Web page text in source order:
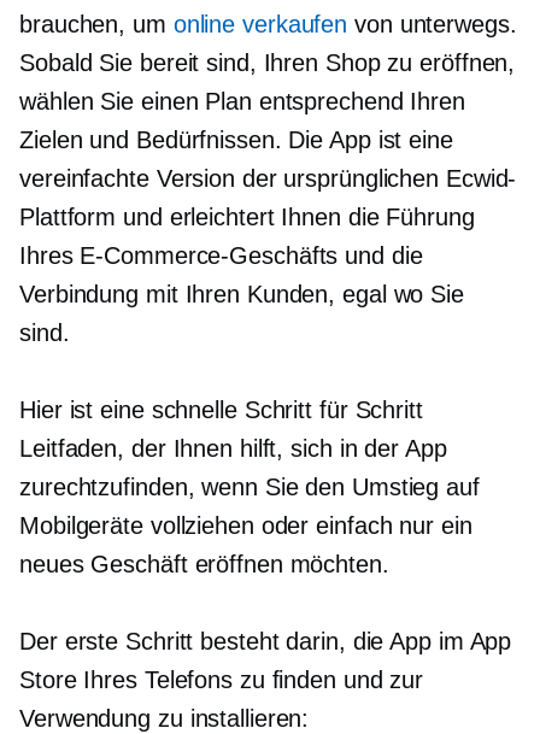
brauchen, um online verkaufen von unterwegs.
Sobald Sie bereit sind, Ihren Shop zu eröffnen,
wählen Sie einen Plan entsprechend Ihren
Zielen und Bedürfnissen. Die App ist eine
vereinfachte Version der ursprünglichen Ecwid-
Plattform und erleichtert Ihnen die Führung
Ihres E-Commerce-Geschäfts und die
Verbindung mit Ihren Kunden, egal wo Sie
sind.
Hier ist eine schnelle Schritt für Schritt
Leitfaden, der Ihnen hilft, sich in der App
zurechtzufinden, wenn Sie den Umstieg auf
Mobilgeräte vollziehen oder einfach nur ein
neues Geschäft eröffnen möchten.
Der erste Schritt besteht darin, die App im App
Store Ihres Telefons zu finden und zur
Verwendung zu installieren: